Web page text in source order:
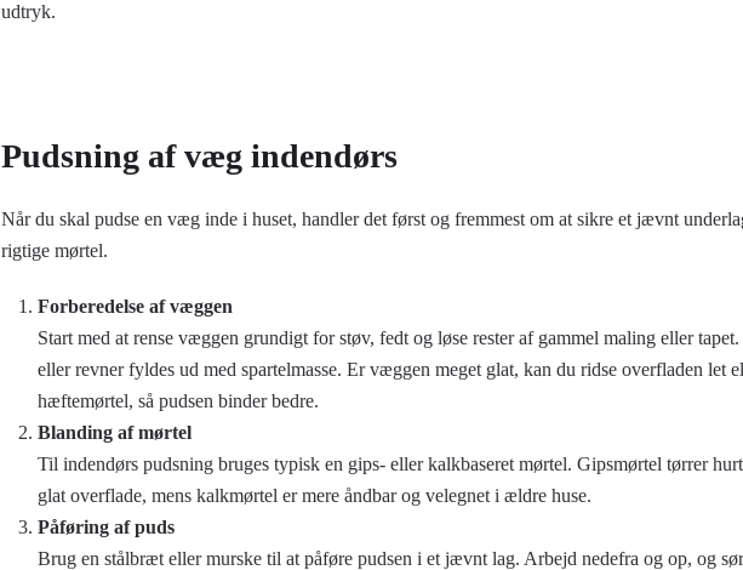
udtryk.
Pudsning af væg indendørs
Når du skal pudse en væg inde i huset, handler det først og fremmest om at sikre et jævnt
rigtige mørtel.
Forberedelse af væggen
Start med at rense væggen grundigt for støv, fedt og løse rester af gammel maling eller
eller revner fyldes ud med spartelmasse. Er væggen meget glat, kan du ridse overfladen let
hæftemørtel, så pudsen binder bedre.
Blanding af mørtel
Til indendørs pudsning bruges typisk en gips- eller kalkbaseret mørtel. Gipsmørtel tørrer
glat overflade, mens kalkmørtel er mere åndbar og velegnet i ældre huse.
Påføring af puds
Brug en stålbræt eller murske til at påføre pudsen i et jævnt lag. Arbejd nedefra og op, og